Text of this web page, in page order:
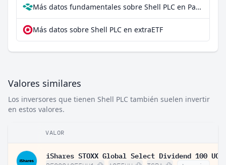
Más datos fundamentales sobre Shell PLC en Parqet
Más datos sobre Shell PLC en extraETF
Valores similares
Los inversores que tienen Shell PLC también suelen invertir
en estos valores.
VALOR